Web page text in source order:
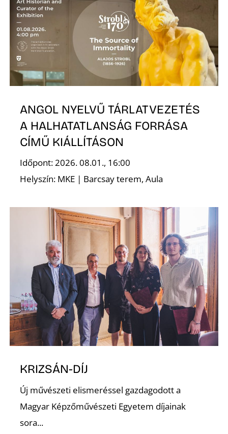
ANGOL NYELVŰ TÁRLATVEZETÉS
A HALHATATLANSÁG FORRÁSA
CÍMŰ KIÁLLÍTÁSON
Időpont: 2026. 08.01., 16:00
Helyszín: MKE | Barcsay terem, Aula
KRIZSÁN-DÍJ
Új művészeti elismeréssel gazdagodott a
Magyar Képzőművészeti Egyetem díjainak
sora...